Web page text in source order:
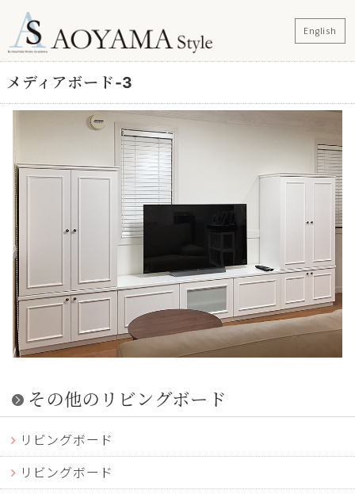
English
メディアボード-3
その他のリビングボード
リビングボード
リビングボード